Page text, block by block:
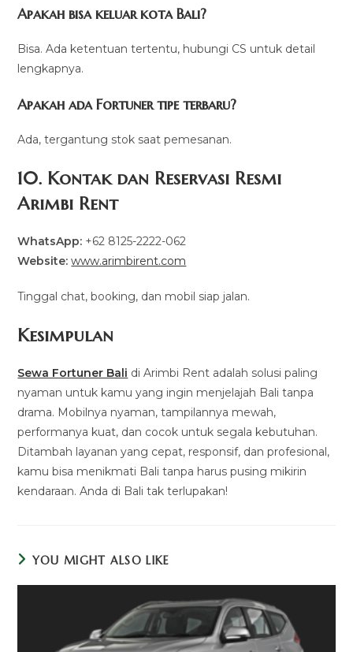
Apakah bisa keluar kota Bali?
Bisa. Ada ketentuan tertentu, hubungi CS untuk detail
lengkapnya.
Apakah ada Fortuner tipe terbaru?
Ada, tergantung stok saat pemesanan.
10. Kontak dan Reservasi Resmi
Arimbi Rent
WhatsApp: +62 8125-2222-062
Website: www.arimbirent.com
Tinggal chat, booking, dan mobil siap jalan.
Kesimpulan
Sewa Fortuner Bali di Arimbi Rent adalah solusi paling
nyaman untuk kamu yang ingin menjelajah Bali tanpa
drama. Mobilnya nyaman, tampilannya mewah,
performanya kuat, dan cocok untuk segala kebutuhan.
Ditambah layanan yang cepat, responsif, dan profesional,
kamu bisa menikmati Bali tanpa harus pusing mikirin
kendaraan. Anda di Bali tak terlupakan!
YOU MIGHT ALSO LIKE